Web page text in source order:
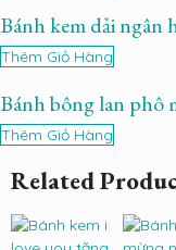
Bánh kem dải ngân
Thêm Giỏ Hàng
Bánh bông lan phô
Thêm Giỏ Hàng
Related